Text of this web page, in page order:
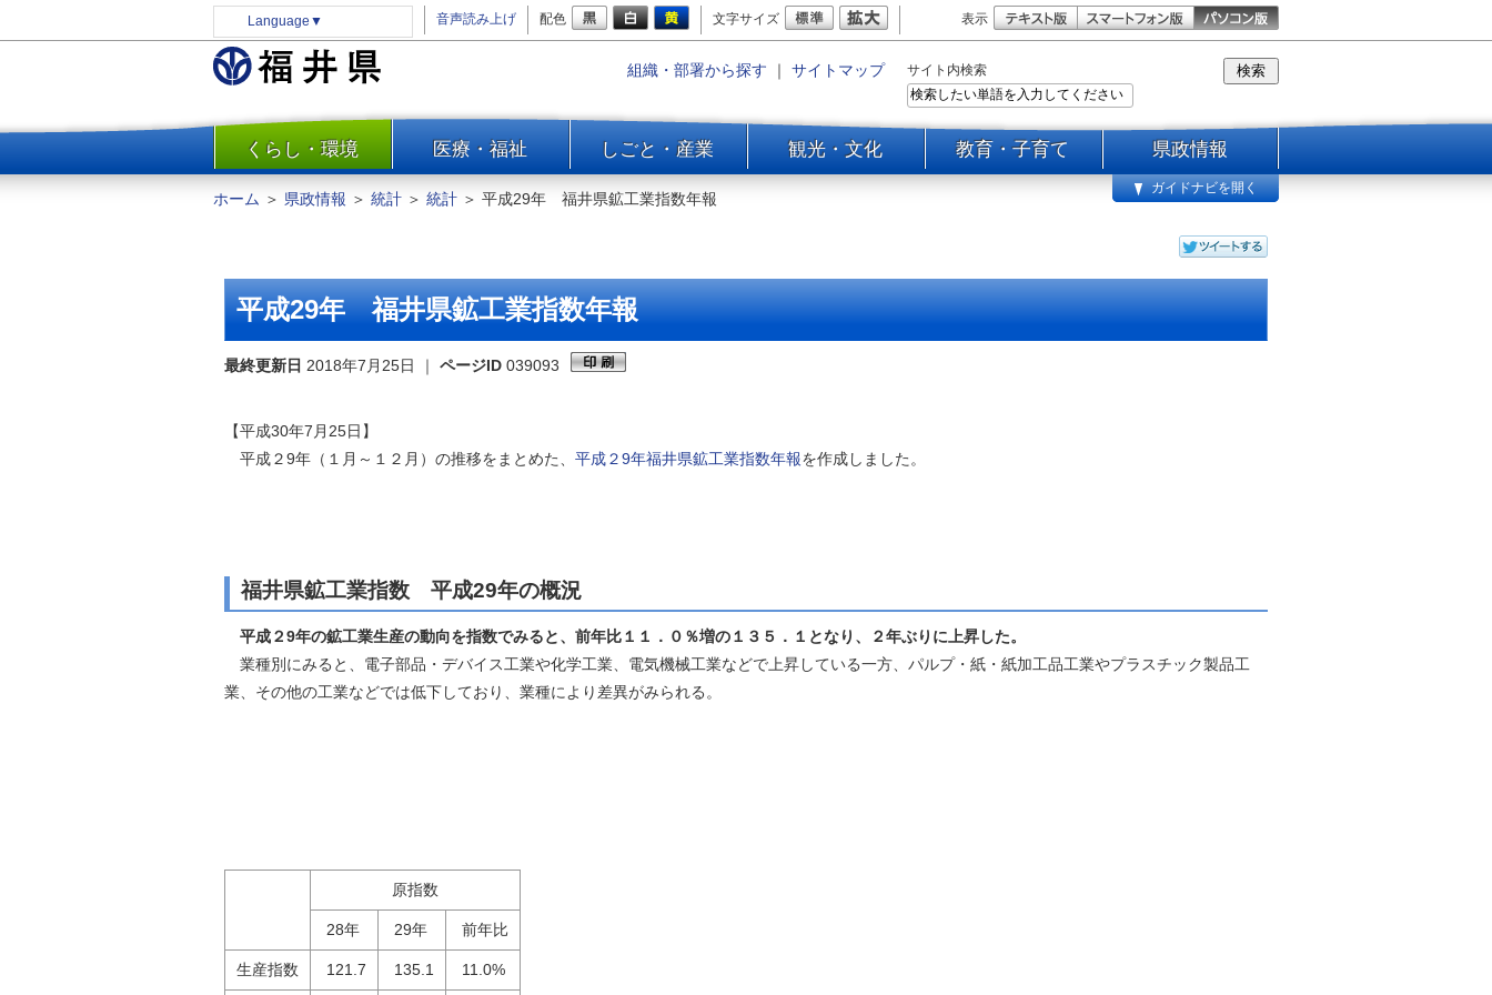
Language ▼ 音声読み上げ 配色 文字サイズ 表示
組織・部署から探す ｜ サイトマップ サイト内検索
一覧
くらし・環境 医療・福祉 しごと・産業 観光・文化 教育・子育て 県政情報
防災
水道・エネルギー
住まい・土地
環境問題・廃棄物対策・リサ
イクル
交通・道路
ホーム ＞ 県政情報 ＞ 統計 ＞ 統計 ＞ 平成29年 福井県鉱工業指数年報
ガイドナビを開く
平成29年 福井県鉱工業指数年報
最終更新日 2018年7月25日 ｜ ページID 039093
【平成30年7月25日】
平成２9年（１月～１２月）の推移をまとめた、 平成２9年福井県鉱工業指数年報を作成しました。
福井県鉱工業指数 平成29年の概況
平成２9年の鉱工業生産の動向を指数でみると、前年比１１．０％増の１３５．１となり、２年ぶりに上昇した。
業種別にみると、電子部品・デバイス工業や化学工業、電気機械工業などで上昇している一方、パルプ・紙・紙加工品工業やプラスチック製品工
業、その他の工業などでは低下しており、業種により差異がみられる。
原指数
28年 29年 前年比
生産指数 121.7 135.1 11.0%